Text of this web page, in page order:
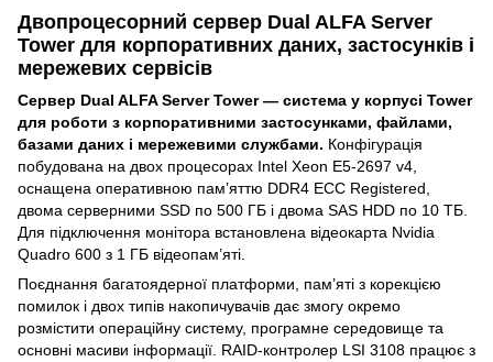
Двопроцесорний сервер Dual ALFA Server
Tower для корпоративних даних, застосунків і
мережевих сервісів
Сервер Dual ALFA Server Tower — система у корпусі Tower
для роботи з корпоративними застосунками, файлами,
базами даних і мережевими службами. Конфігурація
побудована на двох процесорах Intel Xeon E5-2697 v4,
оснащена оперативною пам’яттю DDR4 ECC Registered,
двома серверними SSD по 500 ГБ і двома SAS HDD по 10 ТБ.
Для підключення монітора встановлена відеокарта Nvidia
Quadro 600 з 1 ГБ відеопам’яті.
Поєднання багатоядерної платформи, пам’яті з корекцією
помилок і двох типів накопичувачів дає змогу окремо
розмістити операційну систему, програмне середовище та
основні масиви інформації. RAID-контролер LSI 3108 працює з